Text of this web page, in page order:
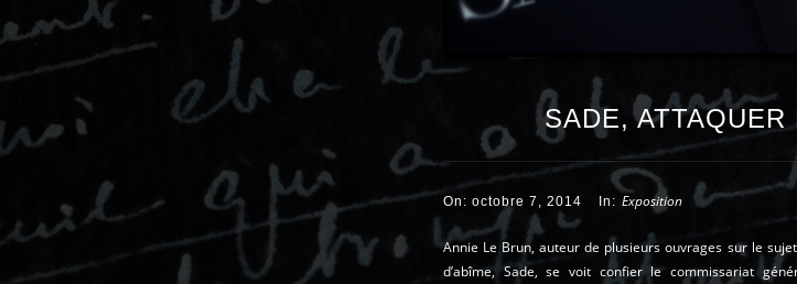
SADE,
On: octobre 7, 2014 In: Exposition
Annie Le Brun, auteur de plusieurs ouvrages sur le
d’abîme, Sade, se voit confier le commissariat